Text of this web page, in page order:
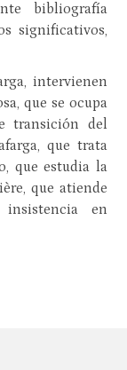
bibliografía
significativos,
intervienen
que se ocupa
transición del
que trata
que estudia la
que atiende
en